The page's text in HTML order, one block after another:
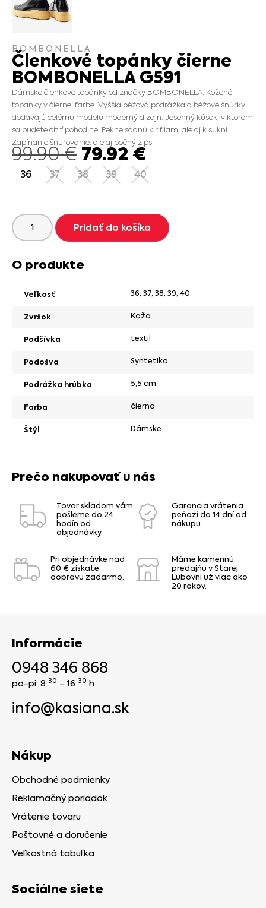
BOMBONELLA
Členkové topánky čierne
BOMBONELLA G591
Dámske členkové topánky od značky BOMBONELLA. Kožené
topánky v čiernej farbe. Vyššia béžová podrážka a béžové šnúrky
dodávajú celému modelu moderný dizajn. Jesenný kúsok, v ktorom
sa budete cítiť pohodlne. Pekne sadnú k rifliam, ale aj k sukni.
Zapínanie šnurovanie, ale aj bočný zips.
99.90€ 79.92€
36 37 38 39 40
Pridať do košíka
O produkte
Veľkosť 36, 37, 38, 39, 40
Zvršok Koža
Podšívka textil
Podošva Syntetika
Podrážka hrúbka 5,5 cm
Farba čierna
Štýl Dámske
Prečo nakupovať u nás
Tovar skladom vám
pošleme do 24
hodín od
objednávky.
Garancia vrátenia
peňazí do 14 dní od
nákupu.
Pri objednávke nad
60 € získate
dopravu zadarmo.
Máme kamennú
predajňu v Starej
Ľubovni už viac ako
20 rokov.
Informácie
0948 346 868
po-pi: 8 30 - 16 30 h
info@kasiana.sk
Nákup
Obchodné podmienky
Reklamačný poriadok
Vrátenie tovaru
Poštovné a doručenie
Veľkostná tabuľka
Sociálne siete